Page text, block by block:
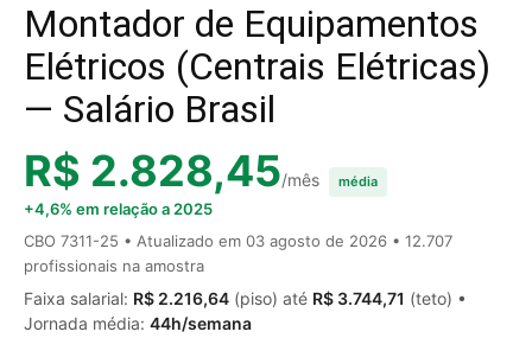
Montador de Equipamentos
Elétricos (Centrais Elétricas)
— Salário Brasil
R$ 2.828,45/mês média
+4,6% em relação a 2025
CBO 7311-25 • Atualizado em 03 agosto de 2026 • 12.707
profissionais na amostra
Faixa salarial: R$ 2.216,64 (piso) até R$ 3.744,71 (teto) •
Jornada média: 44h/semana